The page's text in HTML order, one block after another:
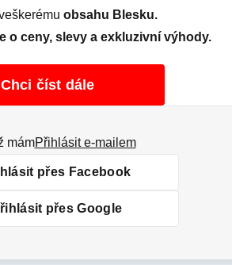
obsahu Blesku.
o ceny, slevy a exkluzivní výhody.
Chci číst dále
mámPřihlásit e-mailem
přes Facebook
přes Google